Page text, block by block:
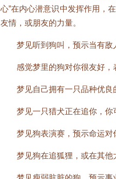
心”在内心潜意识中发挥作用，
友情，或朋友的力量。
梦见听到狗叫，预示当有敌
感觉梦里的狗对你很友好，
梦见自己拥有一只品种优良
梦见一只猎犬正在追你，你可
梦见狗表演赛，预示命运对
梦见狗在追狐狸，或在其他